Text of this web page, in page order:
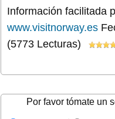
Información facilitada
www.visitnorway.es
(5773 Lecturas)
Por favor tómate un